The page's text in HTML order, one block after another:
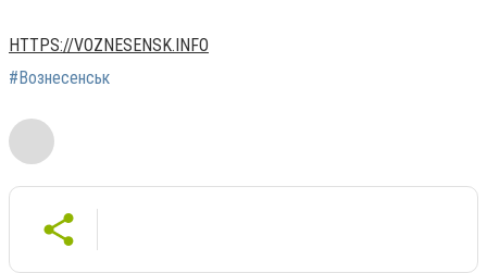
HTTPS://VOZNESENSK.INFO
#Вознесенськ